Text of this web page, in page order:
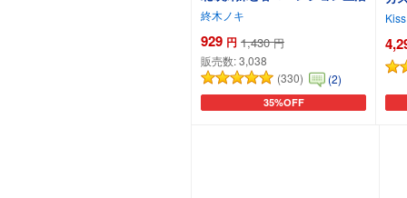
終木ノキ
929 円 1,430 円
販売数:3,038
(330)
(2)
35%OFF
カートに追加
Kiss